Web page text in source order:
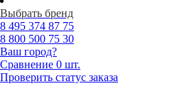
Выбрать бренд
8 495 374 87 75
8 800 500 75 30
Ваш город?
Сравнение 0 шт.
Проверить статус заказа